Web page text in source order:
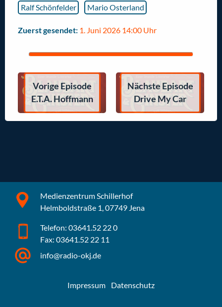
Ralf Schönfelder
Mario Osterland
Zuerst gesendet: 1. Juni 2026 14:00 Uhr
Vorige Episode
E.T.A. Hoffmann
Nächste Episode
Drive My Car
Medienzentrum Schillerhof
Helmboldstraße 1, 07749 Jena
Telefon: 03641.52 22 0
Fax: 03641.52 22 11
info@radio-okj.de
Impressum Datenschutz